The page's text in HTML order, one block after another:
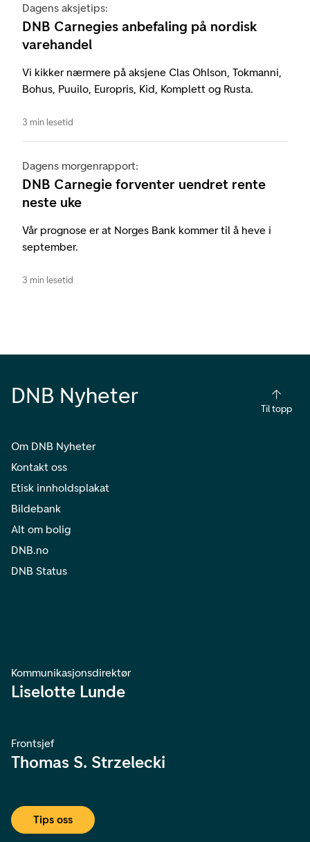
Dagens aksjetips:
DNB Carnegies anbefaling på nordisk
varehandel
Vi kikker nærmere på aksjene Clas Ohlson, Tokmanni,
Bohus, Puuilo, Europris, Kid, Komplett og Rusta.
3 min lesetid
Dagens morgenrapport:
DNB Carnegie forventer uendret rente
neste uke
Vår prognose er at Norges Bank kommer til å heve i
september.
3 min lesetid
DNB Nyheter
Til topp
Om DNB Nyheter
Kontakt oss
Etisk innholdsplakat
Bildebank
Alt om bolig
DNB.no
DNB Status
Kommunikasjonsdirektør
Liselotte Lunde
Frontsjef
Thomas S. Strzelecki
Tips oss